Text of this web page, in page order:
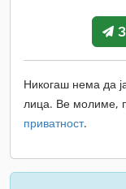
Никогаш нема да
лица. Ве молиме,
приватност.